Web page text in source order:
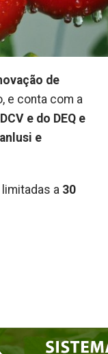
de
e conta com a
e do DEQ e
e
limitadas a 30